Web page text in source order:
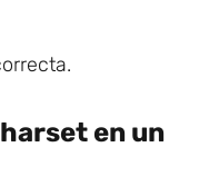
en un